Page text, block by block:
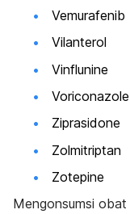
Vemurafenib
Vilanterol
Vinflunine
Voriconazole
Ziprasidone
Zolmitriptan
Zotepine
Mengonsumsi